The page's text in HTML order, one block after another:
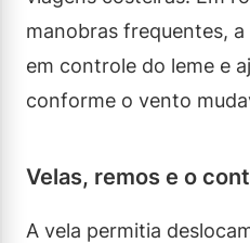
manobras frequentes,
em controle do leme e
conforme o vento
Velas, remos e o
A vela permitia